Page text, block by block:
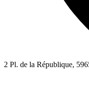
2 Pl. de la République,